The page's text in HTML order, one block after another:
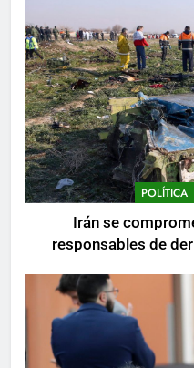
POLÍTICA
Irán se
responsables de